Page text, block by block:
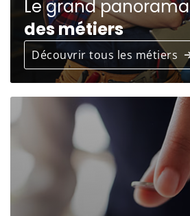
Le grand panorama
des métiers
Découvrir tous les métiers